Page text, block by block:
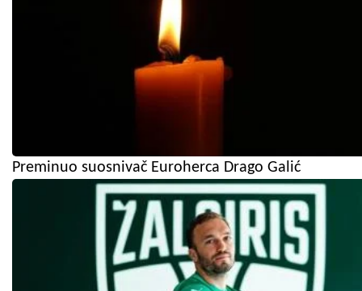
Preminuo suosnivač Euroherca Drago Galić